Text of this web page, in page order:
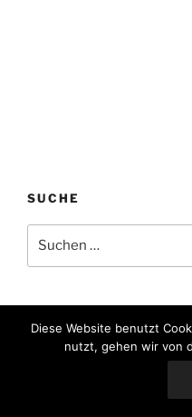
SUCHE
nach:
WSC Neuhaus e.V.
21785 Neuhaus (Oste)
Diese Website benutzt
nutzt, gehen wir von